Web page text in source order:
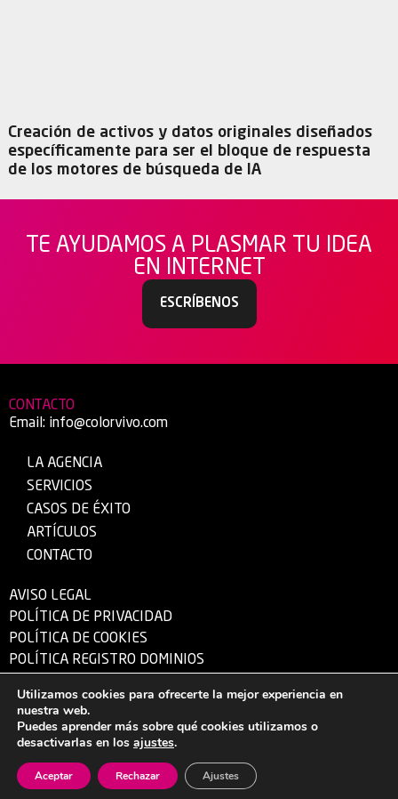
Creación de activos y datos originales diseñados
específicamente para ser el bloque de respuesta
de los motores de búsqueda de IA
TE AYUDAMOS A PLASMAR TU IDEA
EN INTERNET
ESCRÍBENOS
CONTACTO
Email: info@colorvivo.com
LA AGENCIA
SERVICIOS
CASOS DE ÉXITO
ARTÍCULOS
CONTACTO
AVISO LEGAL
POLÍTICA DE PRIVACIDAD
POLÍTICA DE COOKIES
POLÍTICA REGISTRO DOMINIOS
© 1995 – 2026 Color Vivo Internet S.L.U. – CIF: B-13340724 – Hecho con ❤
desde Herencia (Ciudad Real).
Utilizamos cookies para ofrecerte la mejor experiencia en
nuestra web.
Puedes aprender más sobre qué cookies utilizamos o
desactivarlas en los ajustes.
Aceptar Rechazar Ajustes